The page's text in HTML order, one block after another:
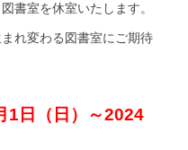
書室を休室いたします。
れ変わる図書室にご期待
1日（日）～2024